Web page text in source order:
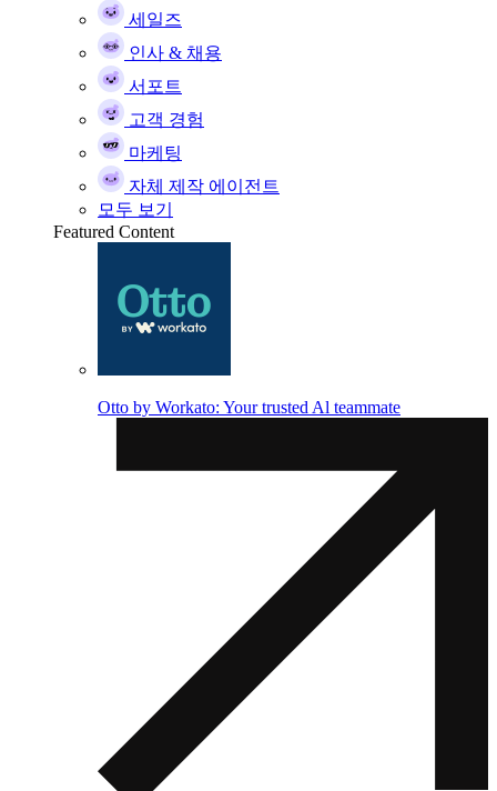
세일즈
인사 & 채용
서포트
고객 경험
마케팅
자체 제작 에이전트
모두 보기
Featured Content
Otto by Workato: Your trusted Al teammate